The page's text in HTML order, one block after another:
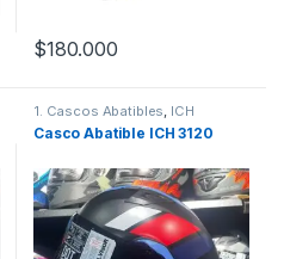
variantes. Las opciones se
$180.000
Este producto tiene múltiples
1. Cascos Abatibles, ICH
Casco Abatible ICH 3120